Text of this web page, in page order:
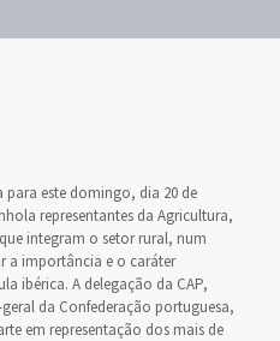
para este domingo, dia 20 de
representantes da Agricultura,
integram o setor rural, num
a importância e o caráter
ibérica. A delegação da CAP,
da Confederação portuguesa,
em representação dos mais de